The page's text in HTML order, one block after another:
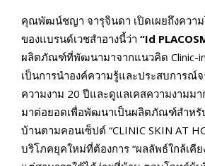
คุณพัฒน์ชญา จารุจินดา เปิดเผยถึงควา
ของแบรนด์เวชสำอางนี้ว่า “Id
ผลิตภัณฑ์ที่พัฒนามาจากแนวคิด Clinic-
เป็นการนำองค์ความรู้และประสบการณ์
ความงาม 20 ปีและดูแลเคสความงามมา
มาต่อยอดเพื่อพัฒนาเป็นผลิตภัณฑ์สำหรั
บ้านตามคอนเซ็ปต์ “CLINIC SKIN AT
บริโภคยุคใหม่ที่ต้องการ “ผลลัพธ์ใกล้เคี